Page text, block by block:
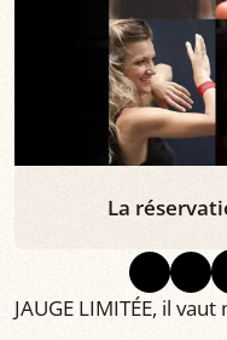
La
JAUGE LIMITÉE, il